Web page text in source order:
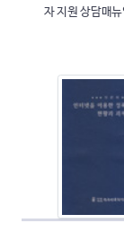
자 지원 상담매뉴